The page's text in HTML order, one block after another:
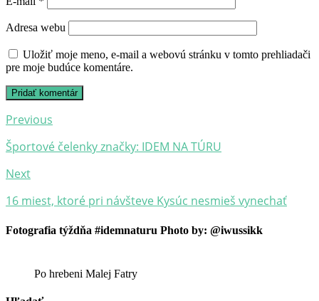
Adresa webu
Uložiť moje meno, e-mail a webovú stránku v tomto prehliadači
pre moje budúce komentáre.
Post
navigation
Previous
Športové čelenky značky: IDEM NA TÚRU
Next
16 miest, ktoré pri návšteve Kysúc nesmieš vynechať
Fotografia týždňa #idemnaturu Photo by: @iwussikk
Po hrebeni Malej Fatry